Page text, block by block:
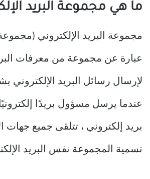
ما هي مجموعة البريد
مجموعة البريد الإلكتروني
عبارة عن مجموعة من معرفات
لإرسال رسائل البريد الإلكتروني
عندما يرسل مسؤول بريدًا
بريد إلكتروني ، تتلقى جميع جهات
تسمية المجموعة نفس البريد